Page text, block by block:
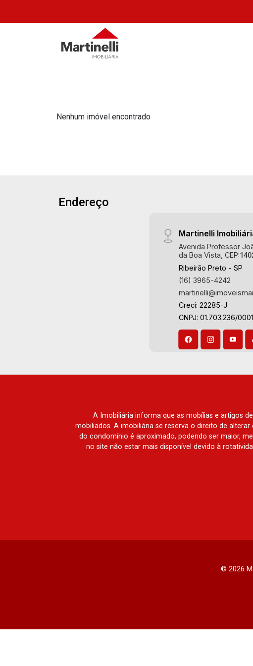
Nenhum imóvel encontrado
Endereço
Martinelli
Avenida Professor
da Boa Vista, CEP:
Ribeirão Preto - SP
(16) 3965-4242
Creci: 22285-J
CNPJ: 01.703.236/
A Imobiliária informa que as mobílias e artigos
mobiliados. A imobiliária se reserva o direito de
do condomínio é aproximado, podendo ser maior,
no site não estar mais disponível devido à
© 2026